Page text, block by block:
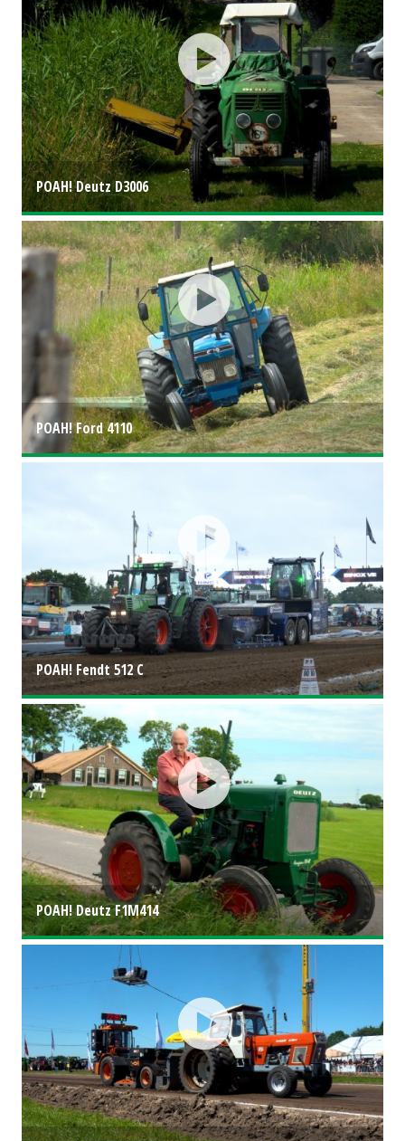
POAH! Deutz D3006
POAH! Ford 4110
POAH! Fendt 512 C
POAH! Deutz F1M414